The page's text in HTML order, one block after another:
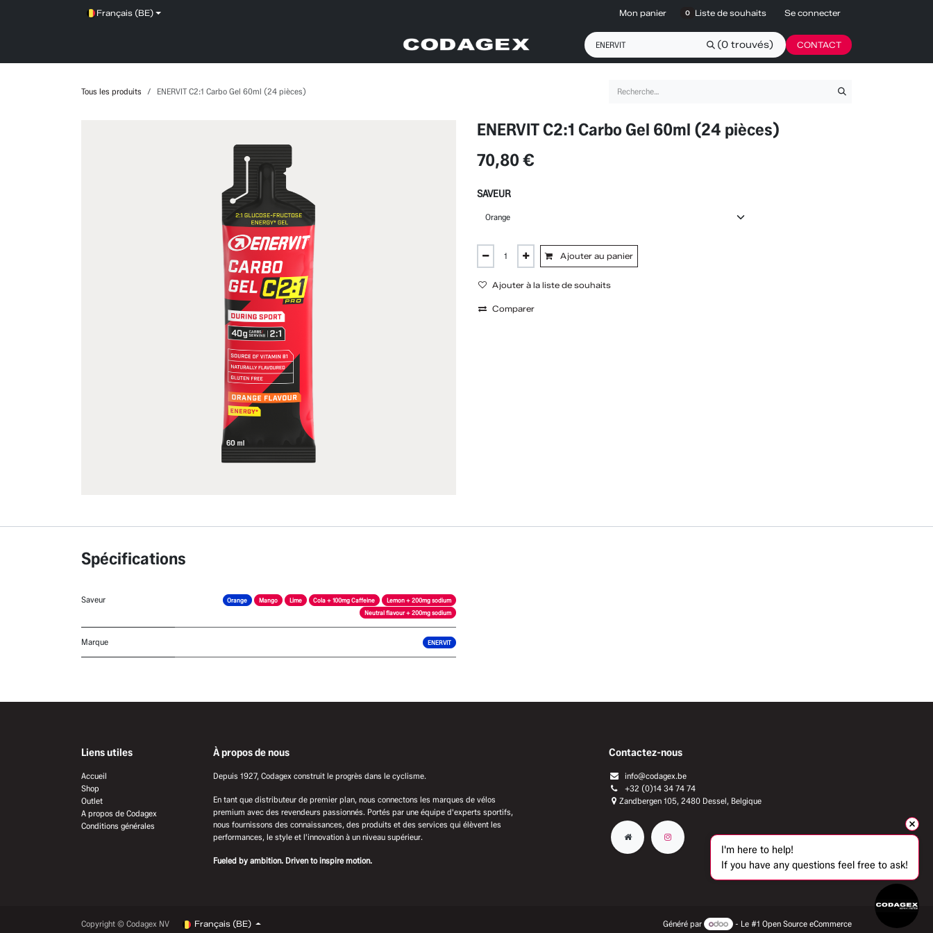
Français (BE) Mon panier 0 Liste de souhaits Se connecter
(0 trouvés) CONTACT
Tous les produits ENERVIT C2:1 Carbo Gel 60ml (24 pièces)
ENERVIT C2:1 Carbo Gel 60ml (24 pièces)
70,80€
SAVEUR
Ajouter au panier
Ajouter à la liste de souhaits
Comparer
Spécifications
Saveur Orange Mango Lime Cola + 100mg Caffeine
Lemon + 200mg sodium
Neutral flavour + 200mg sodium
Marque ENERVIT
Liens utiles
Accueil
Shop
Outlet
A propos de Codagex
Conditions générales
À propos de nous
Depuis 1927, Codagex construit le progrès dans le cyclisme.
En tant que distributeur de premier plan, nous connectons les marques de vélos
premium avec des revendeurs passionnés. Portés par une équipe d'experts sportifs,
nous fournissons des connaissances, des produits et des services qui élèvent les
performances, le style et l'innovation à un niveau supérieur.
Fueled by ambition. Driven to inspire motion.
Contactez-nous
info@codagex.be
+32 (0)14 34 74 74​
Zandbergen 105, 2480 Dessel, Belgique
Copyright © Codagex NV Français (BE) Généré par - Le #1 Open Source eCommerce
I'm here to help!
If you have any questions feel free to ask!